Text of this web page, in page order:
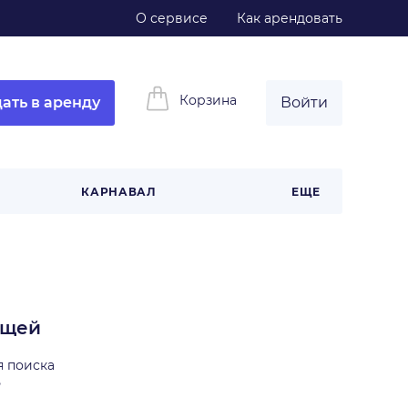
О сервисе Как арендовать
в аренду Корзина Войти
КАРНАВАЛ ЕЩЕ
поиска